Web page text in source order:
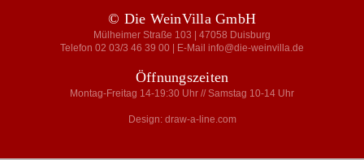
© Die WeinVilla GmbH
Mülheimer Straße 103 | 47058 Duisburg
Telefon 02 03/3 46 39 00 | E-Mail info@die-weinvilla.de
Öffnungszeiten
Montag-Freitag 14-19:30 Uhr // Samstag 10-14 Uhr
Design: draw-a-line.com